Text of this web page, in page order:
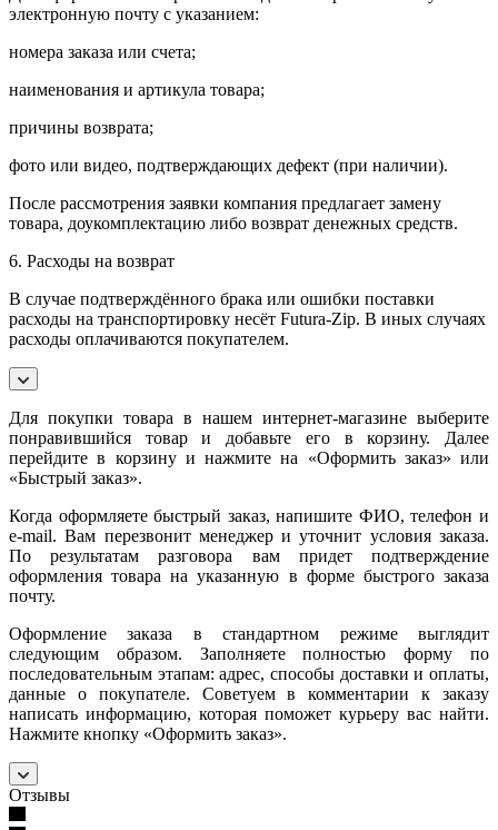
электронную почту с указанием:
номера заказа или счета;
наименования и артикула товара;
причины возврата;
фото или видео, подтверждающих дефект (при наличии).
После рассмотрения заявки компания предлагает замену
товара, доукомплектацию либо возврат денежных средств.
6. Расходы на возврат
В случае подтверждённого брака или ошибки поставки
расходы на транспортировку несёт Futura-Zip. В иных случаях
расходы оплачиваются покупателем.
Для покупки товара в нашем интернет-магазине выберите
понравившийся товар и добавьте его в корзину. Далее
перейдите в корзину и нажмите на «Оформить заказ» или
«Быстрый заказ».
Когда оформляете быстрый заказ, напишите ФИО, телефон и
e-mail. Вам перезвонит менеджер и уточнит условия заказа.
По результатам разговора вам придет подтверждение
оформления товара на указанную в форме быстрого заказа
почту.
Оформление заказа в стандартном режиме выглядит
следующим образом. Заполняете полностью форму по
последовательным этапам: адрес, способы доставки и оплаты,
данные о покупателе. Советуем в комментарии к заказу
написать информацию, которая поможет курьеру вас найти.
Нажмите кнопку «Оформить заказ».
Отзывы